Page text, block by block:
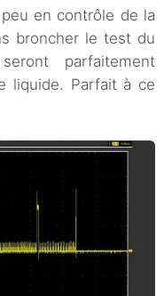
en contrôle de la
broncher le test du
parfaitement
liquide. Parfait à ce